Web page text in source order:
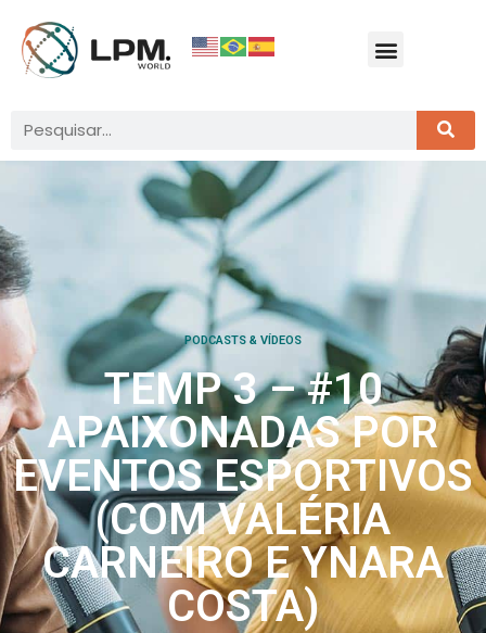
PODCASTS & VÍDEOS
TEMP 3 – #10
APAIXONADAS POR
EVENTOS ESPORTIVOS
(COM VALÉRIA
CARNEIRO E YNARA
COSTA)